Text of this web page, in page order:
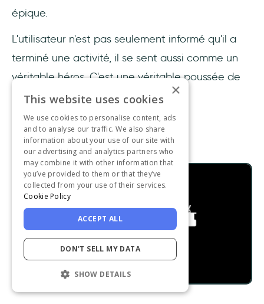
épique.
L'utilisateur n'est pas seulement informé qu'il a
terminé une activité, il se sent aussi comme un
véritable héros. C'est une véritable poussée de
dopamine !
Exemple 3 : CodeMyUI
×
This website uses cookies
We use cookies to personalise content, ads
and to analyse our traffic. We also share
information about your use of our site with
our advertising and analytics partners who
may combine it with other information that
you’ve provided to them or that they’ve
collected from your use of their services.
Cookie Policy
ACCEPT ALL
DON'T SELL MY DATA
SHOW DETAILS